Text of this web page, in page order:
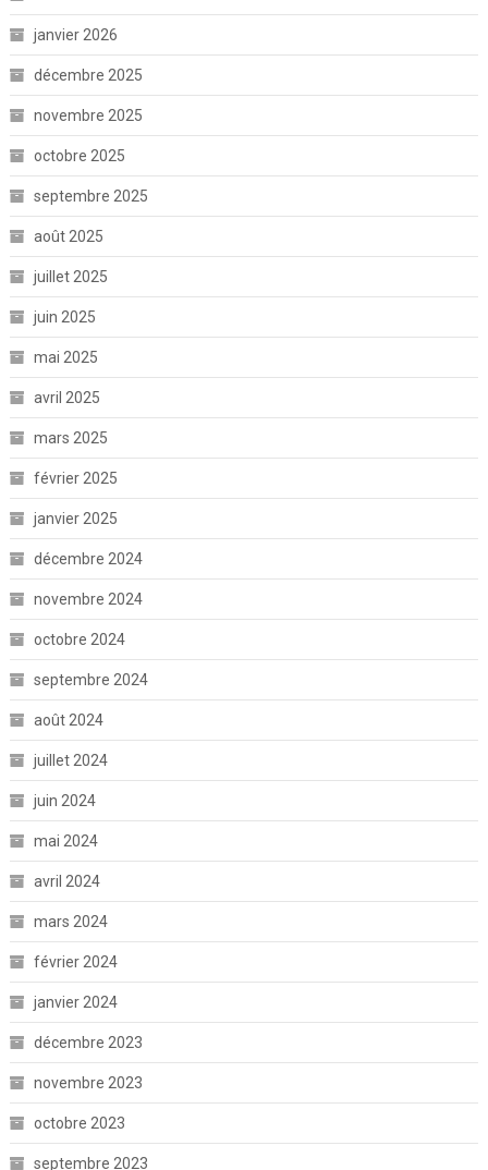
janvier 2026
décembre 2025
novembre 2025
octobre 2025
septembre 2025
août 2025
juillet 2025
juin 2025
mai 2025
avril 2025
mars 2025
février 2025
janvier 2025
décembre 2024
novembre 2024
octobre 2024
septembre 2024
août 2024
juillet 2024
juin 2024
mai 2024
avril 2024
mars 2024
février 2024
janvier 2024
décembre 2023
novembre 2023
octobre 2023
septembre 2023